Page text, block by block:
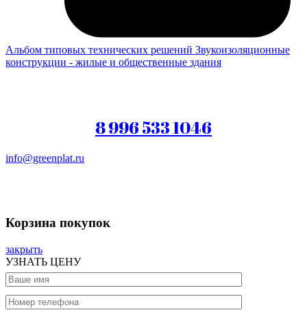
Альбом типовых технических решений Звукоизоляционные
конструкции - жилые и общественные здания
8 996 533 1046
info@greenplat.ru
Корзина покупок
закрыть
УЗНАТЬ ЦЕНУ